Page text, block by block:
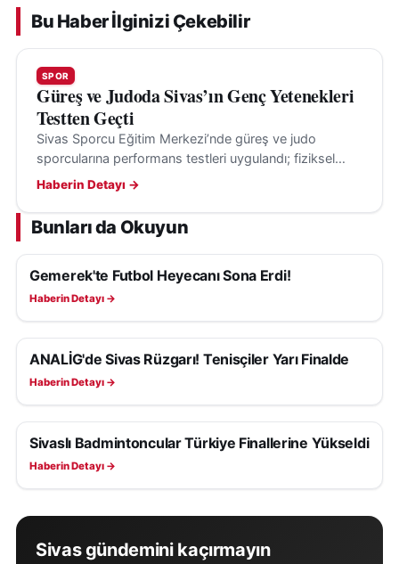
Bu Haber İlginizi Çekebilir
SPOR
Güreş ve Judoda Sivas’ın Genç Yetenekleri
Testten Geçti
Sivas Sporcu Eğitim Merkezi’nde güreş ve judo
sporcularına performans testleri uygulandı; fiziksel
gelişim verileri, antrenman programlarını yönlendirecek.
Haberin Detayı →
Bunları da Okuyun
SPOR
Gemerek'te Futbol Heyecanı Sona Erdi!
Haberin Detayı →
SPOR
ANALİG'de Sivas Rüzgarı! Tenisçiler Yarı Finalde
Haberin Detayı →
SPOR
Sivaslı Badmintoncular Türkiye Finallerine Yükseldi
Haberin Detayı →
Sivas gündemini kaçırmayın